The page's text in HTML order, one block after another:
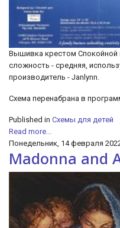
Вышивка крестом Спокойной
сложность - средняя,
производитель - Janlynn.
Схема перенабрана в
Published in Схемы для детей
Read more...
Понедельник, 14 февраля
Madonna and